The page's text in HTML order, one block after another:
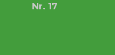
Nr. 17